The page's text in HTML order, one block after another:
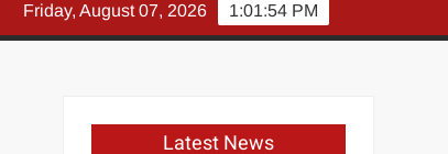
1:01:54 PM
Friday, August 07, 2026
Latest News